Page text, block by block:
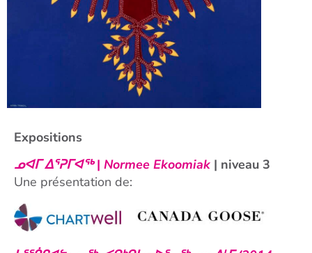
Expositions
ᓄᐊᒥ ᐃᕐᕈᒥᐊᖅ | Normee Ekoomiak | niveau 3
Une présentation de: